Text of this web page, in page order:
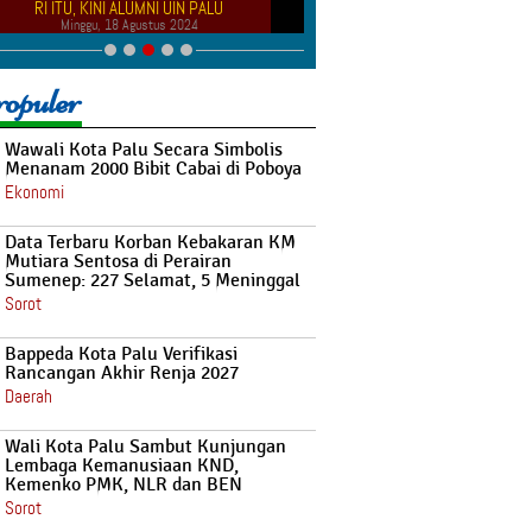
RI ITU, KINI ALUMNI UIN PALU
Minggu, 18 Agustus 2024
Wawali Kota Palu Secara Simbolis
Menanam 2000 Bibit Cabai di Poboya
Ekonomi
Data Terbaru Korban Kebakaran KM
Mutiara Sentosa di Perairan
Sumenep: 227 Selamat, 5 Meninggal
Sorot
Bappeda Kota Palu Verifikasi
Rancangan Akhir Renja 2027
Daerah
Wali Kota Palu Sambut Kunjungan
Lembaga Kemanusiaan KND,
Kemenko PMK, NLR dan BEN
Sorot